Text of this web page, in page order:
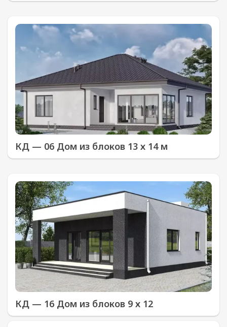
КД — 06 Дом из блоков 13 х 14 м
КД — 16 Дом из блоков 9 х 12